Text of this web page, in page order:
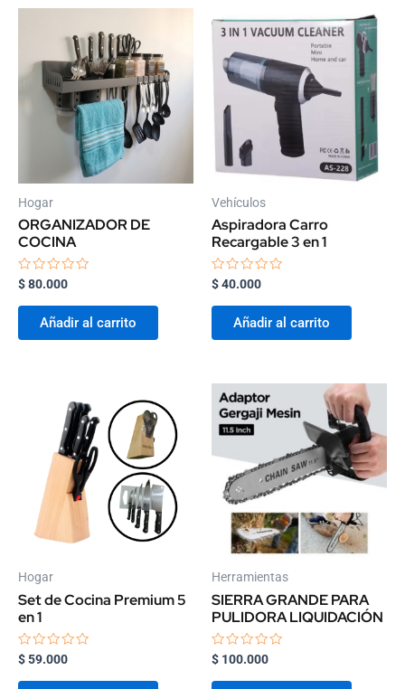
Hogar
ORGANIZADOR DE
COCINA
Valorado
con
0
$80.000
Añadir al carrito
Vehículos
Aspiradora Carro
Recargable 3 en 1
Valorado
con
0
$40.000
Añadir al carrito
Hogar
Set de Cocina Premium 5
en 1
Valorado
con
0
$59.000
Herramientas
SIERRA GRANDE PARA
PULIDORA LIQUIDACIÓN
Valorado
con
0
$ 100.000